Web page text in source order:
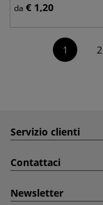
da € 1,20
1 2
Servizio clienti
Contattaci
Newsletter